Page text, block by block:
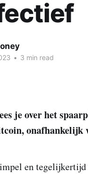
• 3 min read
je over het
onafhankelijk
en